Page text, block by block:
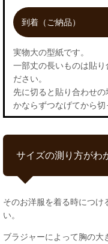
到着（ご納品）
実物大の型紙です。
一部丈の長いものは貼
ださい。
先に切ると貼り合わせの
かならずつなげてから切
サイズの測り方がわ
そのお洋服を着る時につけ
い。
ブラジャーによって胸の大